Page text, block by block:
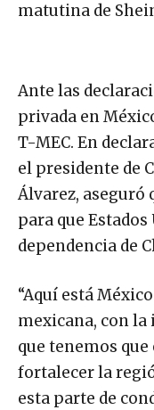
matutina de
Ante las
privada en
T-MEC. En
el presidente de
Álvarez, aseguró
para que
dependencia de
“Aquí está
mexicana, con
que tenemos
fortalecer la
esta parte de